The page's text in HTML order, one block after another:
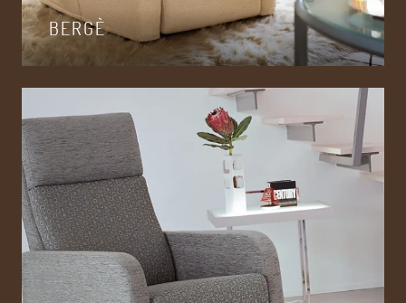
BERGÈ